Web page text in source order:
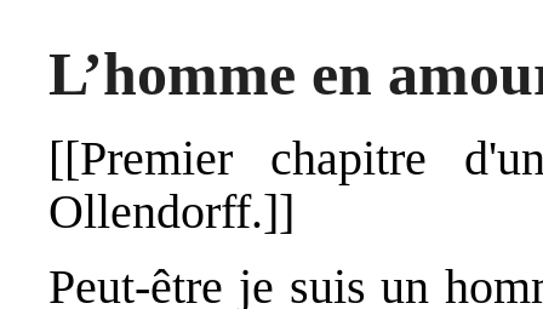
L’homme en
[[Premier chapitre
Ollendorff.]]
Peut-être je suis un